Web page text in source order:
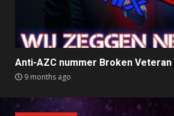
Anti-AZC nummer Broken
9 months ago